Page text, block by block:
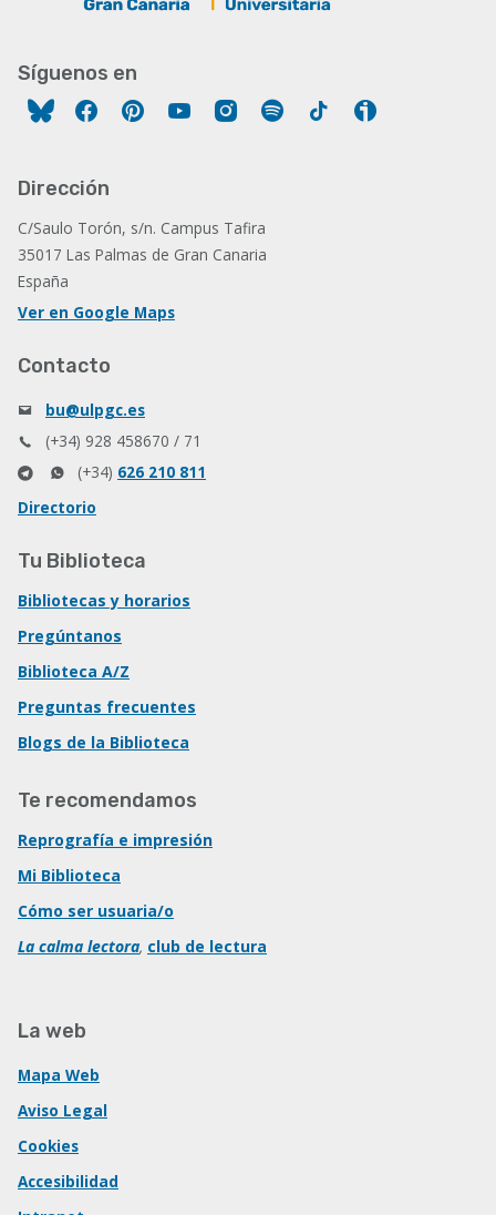
Síguenos en
FacebookPinterestYouTubeInstagram
Spotify Tiktok
Dirección
C/Saulo Torón, s/n. Campus Tafira
35017 Las Palmas de Gran Canaria
España
Ver en Google Maps
Contacto
bu@ulpgc.es
(+34) 928 458670 / 71
(+34) 626 210 811
Directorio
Tu Biblioteca
Bibliotecas y horarios
Pregúntanos
Biblioteca A/Z
Preguntas frecuentes
Blogs de la Biblioteca
Te recomendamos
Reprografía e impresión
Mi Biblioteca
Cómo ser usuaria/o
La calma lectora, club de lectura
La web
Mapa Web
Aviso Legal
Cookies
Accesibilidad